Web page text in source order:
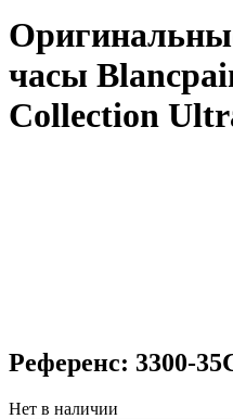
часы
Collection
Референс: 3300-
Нет в наличии